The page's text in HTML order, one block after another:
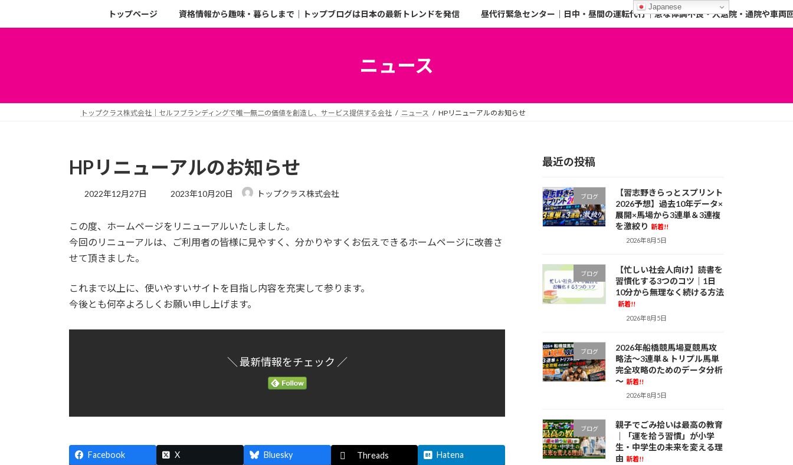
トップページ 資格情報から趣味・暮らしまで｜トップブログは日本の最新トレンドを発信 昼代行緊急センター｜日中・昼間の運転代行｜急な体調不良・入退院・通院や車両
ニュース
トップクラス株式会社｜セルフブランディングで唯一無二の価値を創造し、サービス提供する会社 ニュース HPリニューアルのお知らせ
HPリニューアルのお知らせ
2022年12月27日 2023年10月20日 トップクラス株式会社
この度、ホームページをリニューアルいたしました。
今回のリニューアルは、ご利用者の皆様に見やすく、分かりやすくお伝えできるホームページに改善さ
せて頂きました。
これまで以上に、使いやすいサイトを目指し内容を充実して参ります。
今後とも何卒よろしくお願い申し上げます。
＼ 最新情報をチェック ／
Facebook X Bluesky Threads Hatena
最近の投稿
ブログ
【習志野きらっとスプリント
2026予想】過去10年データ×
展開×馬場から3連単＆3連複
を激絞り 新着!!
2026年8月5日
ブログ
【忙しい社会人向け】読書を
習慣化する3つのコツ｜1日
10分から無理なく続ける方法
新着!!
2026年8月5日
ブログ
2026年船橋競馬場夏競馬攻
略法～3連単＆トリプル馬単
完全攻略のためのデータ分析
～ 新着!!
2026年8月5日
ブログ
親子でごみ拾いは最高の教育
｜「運を拾う習慣」が小学
生・中学生の未来を変える理
由 新着!!
Japanese